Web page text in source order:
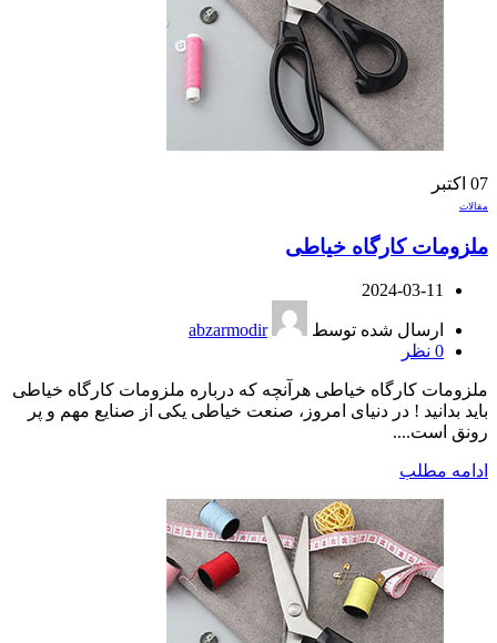
07 اکتبر
مقالات
ملزومات کارگاه خیاطی
2024-03-11
ارسال شده توسط
abzarmodir
0 نظر
ملزومات کارگاه خیاطی هرآنچه که درباره ملزومات کارگاه خیاطی
باید بدانید ! در دنیای امروز، صنعت خیاطی یکی از صنایع مهم و پر
رونق است....
ادامه مطلب